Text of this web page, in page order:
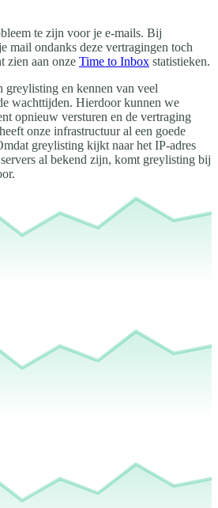
te zijn voor je e-mails. Bij
mail ondanks deze vertragingen toch
zien aan onze Time to Inbox statistieken.
greylisting en kennen van veel
wachttijden. Hierdoor kunnen we
opnieuw versturen en de vertraging
onze infrastructuur al een goede
greylisting kijkt naar het IP-adres
al bekend zijn, komt greylisting bij